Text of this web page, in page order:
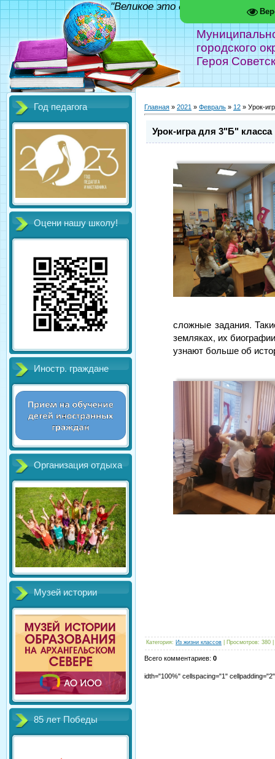
городского
Героя
"Великое это дело - школа!"
Год педагога
Оцени нашу школу!
Иностр. граждане
Организация отдыха
Музей истории
85 лет Победы
Главная » 2021 » Февраль » 12 » Урок-
Урок-игра для 3"Б"
сложные задания.
земляках, их
узнают больше об
Категория: Из жизни классов Просмотров: 380
Всего комментариев: 0
idth="100%" cellspacing="1"